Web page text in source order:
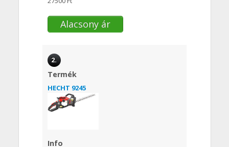
Alacsony ár
2.
Termék
HECHT 9245
Info